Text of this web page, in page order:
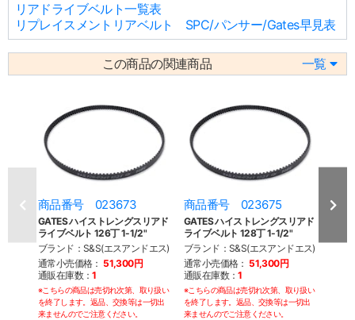
リアドライブベルト一覧表
リプレイスメントリアベルト SPC/パンサー/Gates早見表
この商品の関連商品 一覧
商品番号 023673
GATES ハイストレングスリアド
ライブベルト 126丁 1-1/2"
ブランド：S&S(エスアンドエス)
通常小売価格： 51,300円
通販在庫数：1
※こちらの商品は売切れ次第、取り扱い
を終了します。返品、交換等は一切出
来ませんのでご注意ください。
商品番号 023675
GATES ハイストレングスリアド
ライブベルト 128丁 1-1/2"
ブランド：S&S(エスアンドエス)
通常小売価格： 51,300円
通販在庫数：1
※こちらの商品は売切れ次第、取り扱い
を終了します。返品、交換等は一切出
来ませんのでご注意ください。
商